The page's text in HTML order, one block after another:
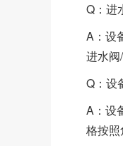
Q：进
A：设
进水阀
Q：设
A：设
格按照